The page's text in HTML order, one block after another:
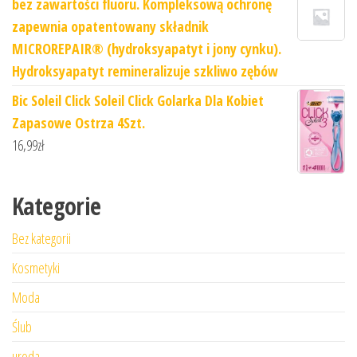
bez zawartości fluoru. Kompleksową ochronę
zapewnia opatentowany składnik
MICROREPAIR® (hydroksyapatyt i jony cynku).
Hydroksyapatyt remineralizuje szkliwo zębów
Bic Soleil Click Soleil Click Golarka Dla Kobiet
Zapasowe Ostrza 4Szt.
16,99zł
Kategorie
Bez kategorii
Kosmetyki
Moda
Ślub